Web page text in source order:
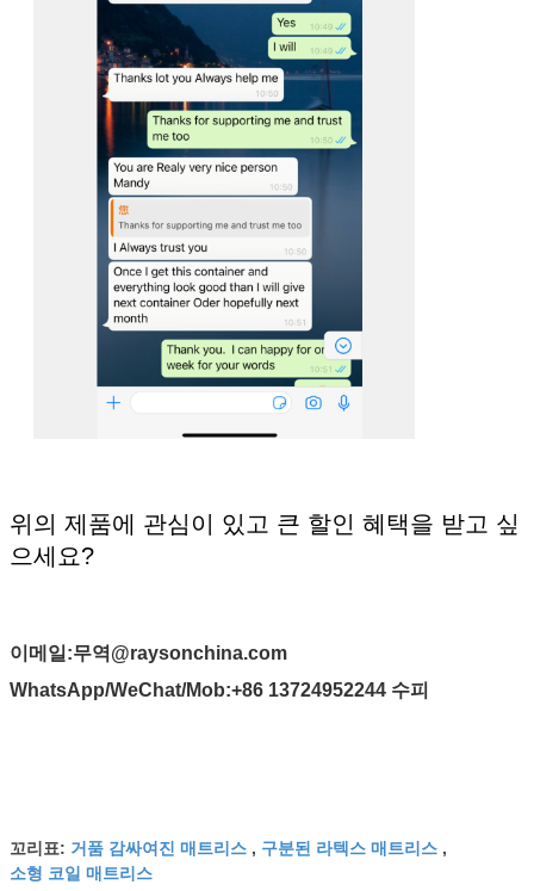
메시지를 남겨주
곧 다시 연락 드리
위의 제품에 관심이 있고 큰 할인 혜택을 받고 싶
으세요?
이메일:무역@raysonchina.com
WhatsApp/WeChat/Mob:+86 13724952244 수피
꼬리표: 거품 감싸여진 매트리스 , 구분된 라텍스 매트리스 ,
소형 코일 매트리스